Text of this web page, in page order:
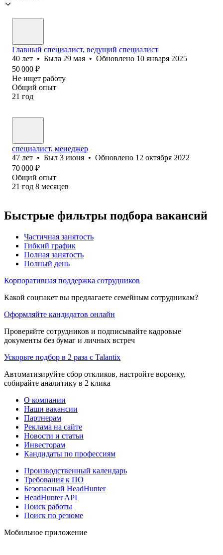
Главный специалист, ведущий специалист
40 лет • Была 29 мая • Обновлено 10 января 2025
50 000 ₽
Не ищет работу
Общий опыт
21 год
специалист, менеджер
47 лет • Был 3 июня • Обновлено 12 октября 2022
70 000 ₽
Общий опыт
21 год 8 месяцев
Быстрые фильтры подбора вакансий
Частичная занятость
Гибкий график
Полная занятость
Полный день
Корпоративная поддержка сотрудников
Какой соцпакет вы предлагаете семейным сотрудникам?
Оформляйте кандидатов онлайн
Проверяйте сотрудников и подписывайте кадровые
документы без бумаг и личных встреч
Ускорьте подбор в 2 раза с Talantix
Автоматизируйте сбор откликов, настройте воронку,
собирайте аналитику в 2 клика
О компании
Наши вакансии
Партнерам
Реклама на сайте
Новости и статьи
Инвесторам
Кандидаты по профессиям
Производственный календарь
Требования к ПО
Безопасный HeadHunter
HeadHunter API
Поиск работы
Поиск по резюме
Мобильное приложение